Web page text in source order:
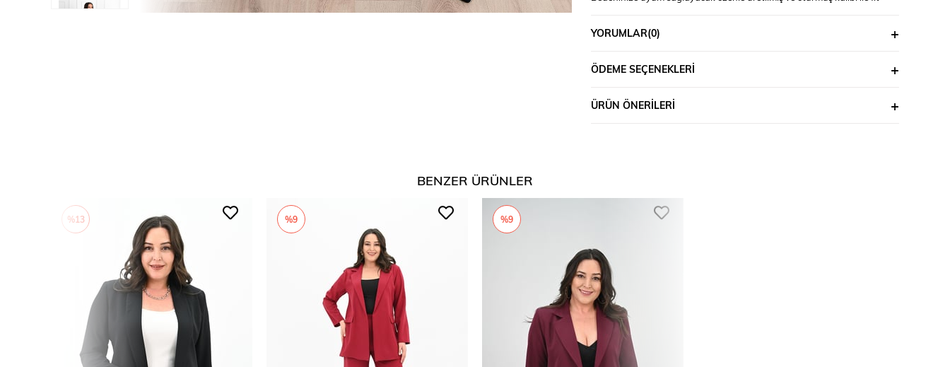
POLYESTER %5 ELASTAN Mankenin Üzerindeki Beden : S Bedendir
YORUMLAR(0)
ÖDEME SEÇENEKLERI
ÜRÜN ÖNERILERI
BENZER ÜRÜNLER
%13 %9 %9